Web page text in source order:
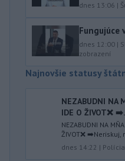
dnes 13:06 |
Fungujúce
dnes 12:00 |
zobrazení
Najnovšie statusy
NEZABUDNI NA
IDE O ŽIVOT❌
NEZABUDNI NA
ŽIVOT❌
dnes 14:22 |